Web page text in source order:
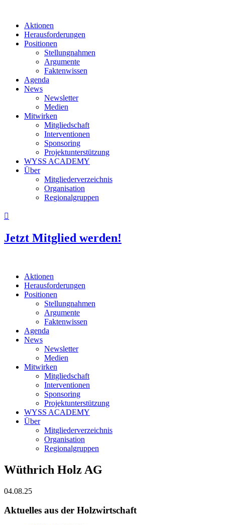
Aktionen
Herausforderungen
Positionen
Stellungnahmen
Argumente
Faktenwissen
Agenda
News
Newsletter
Medien
Mitwirken
Mitgliedschaft
Interventionen
Sponsoring
Projektunterstützung
WYSS ACADEMY
Über
Mitgliederverzeichnis
Organisation
Regionalgruppen

Jetzt Mitglied werden!
Aktionen
Herausforderungen
Positionen
Stellungnahmen
Argumente
Faktenwissen
Agenda
News
Newsletter
Medien
Mitwirken
Mitgliedschaft
Interventionen
Sponsoring
Projektunterstützung
WYSS ACADEMY
Über
Mitgliederverzeichnis
Organisation
Regionalgruppen
Wüthrich Holz AG
04.08.25
Aktuelles aus der Holzwirtschaft